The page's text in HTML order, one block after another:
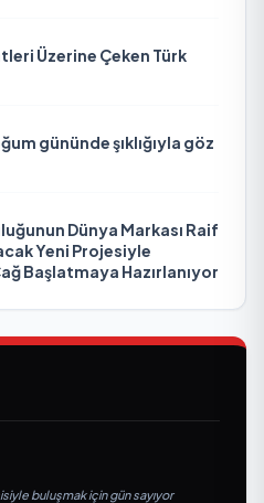
Üzerine Çeken Türk
gününde şıklığıyla göz
Dünya Markası Raif
Yeni Projesiyle
Başlatmaya Hazırlanıyor
buluşmak için gün sayıyor